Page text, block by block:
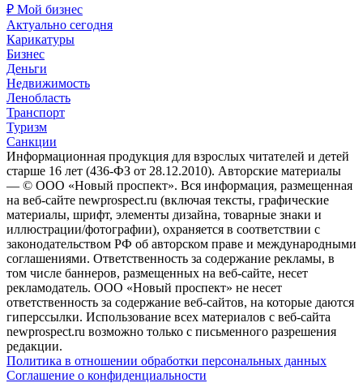
₽ Мой бизнес
Актуально сегодня
Карикатуры
Бизнес
Деньги
Недвижимость
Ленобласть
Транспорт
Туризм
Санкции
Информационная продукция для взрослых читателей и детей
старше 16 лет (436-ФЗ от 28.12.2010). Авторские материалы
— © ООО «Новый проспект». Вся информация, размещенная
на веб-сайте newprospect.ru (включая тексты, графические
материалы, шрифт, элементы дизайна, товарные знаки и
иллюстрации/фотографии), охраняется в соответствии с
законодательством РФ об авторском праве и международными
соглашениями. Ответственность за содержание рекламы, в
том числе баннеров, размещенных на веб-сайте, несет
рекламодатель. ООО «Новый проспект» не несет
ответственность за содержание веб-сайтов, на которые даются
гиперссылки. Использование всех материалов с веб-сайта
newprospect.ru возможно только с письменного разрешения
редакции.
Политика в отношении обработки персональных данных
Соглашение о конфиденциальности